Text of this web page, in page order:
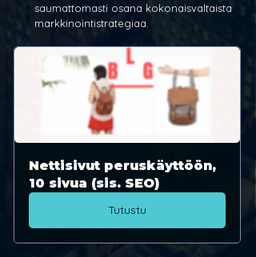
saumattomasti osana kokonaisvaltaista
markkinointistrategiaa.
Nettisivut peruskäyttöön,
10 sivua (sis. SEO)
Tutustu